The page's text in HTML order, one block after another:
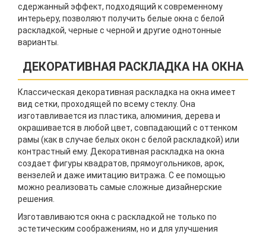
сдержанный эффект, подходящий к современному
интерьеру, позволяют получить белые окна с белой
раскладкой, черные с черной и другие однотонные
варианты.
ДЕКОРАТИВНАЯ РАСКЛАДКА НА ОКНА
Классическая декоративная раскладка на окна имеет
вид сетки, проходящей по всему стеклу. Она
изготавливается из пластика, алюминия, дерева и
окрашивается в любой цвет, совпадающий с оттенком
рамы (как в случае белых окон с белой раскладкой) или
контрастный ему. Декоративная раскладка на окна
создает фигуры квадратов, прямоугольников, арок,
вензелей и даже имитацию витража. С ее помощью
можно реализовать самые сложные дизайнерские
решения.
Изготавливаются окна с раскладкой не только по
эстетическим соображениям, но и для улучшения